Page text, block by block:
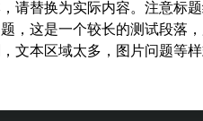
请替换为实际内容。注意标
，这是一个较长的测试段落
文本区域太多，图片问题等